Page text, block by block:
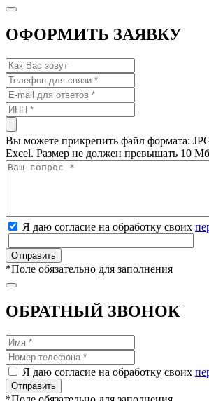
ОФОРМИТЬ ЗАЯВКУ
Вы можете прикрепить файл формата:
Excel. Размер не должен превышать 10
Я даю согласие на обработку своих
*Поле обязательно для заполнения
ОБРАТНЫЙ ЗВОНОК
Я даю согласие на обработку своих